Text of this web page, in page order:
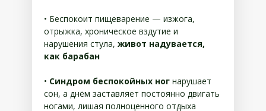
• Беспокоит пищеварение — изжога,
отрыжка, хроническое вздутие и
нарушения стула, живот надувается,
как барабан
• Синдром беспокойных ног нарушает
сон, а днём заставляет постоянно двигать
ногами, лишая полноценного отдыха